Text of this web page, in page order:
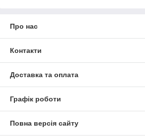
Про нас
Контакти
Доставка та оплата
Графік роботи
Повна версія сайту